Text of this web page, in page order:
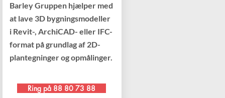
Ring på 88 80 73 88
Barley Gruppen hjælper med
at lave 3D bygningsmodeller
i Revit-, ArchiCAD- eller IFC-
format på grundlag af 2D-
plantegninger og opmålinger.